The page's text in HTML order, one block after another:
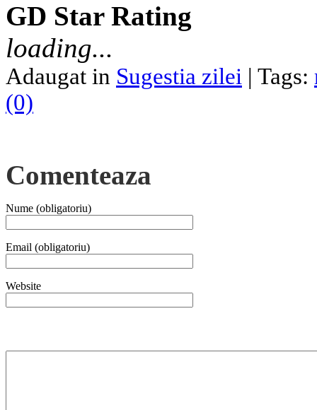
GD Star Rating
loading...
Adaugat in Sugestia zilei | Tags:
(0)
Comenteaza
Nume (obligatoriu)
Email (obligatoriu)
Website